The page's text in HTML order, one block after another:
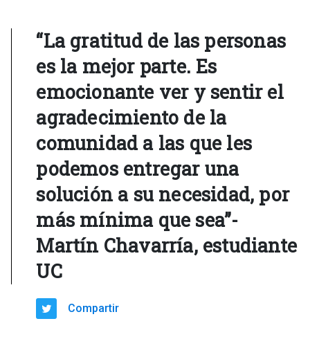
“La gratitud de las personas
es la mejor parte. Es
emocionante ver y sentir el
agradecimiento de la
comunidad a las que les
podemos entregar una
solución a su necesidad, por
más mínima que sea”-
Martín Chavarría, estudiante
UC
Compartir